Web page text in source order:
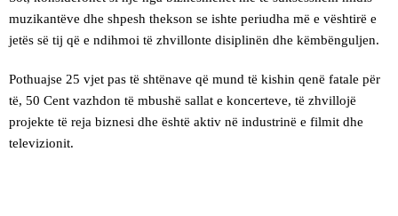
muzikantëve dhe shpesh thekson se ishte periudha më e vështirë e
jetës së tij që e ndihmoi të zhvillonte disiplinën dhe këmbënguljen.
Pothuajse 25 vjet pas të shtënave që mund të kishin qenë fatale për
të, 50 Cent vazhdon të mbushë sallat e koncerteve, të zhvillojë
projekte të reja biznesi dhe është aktiv në industrinë e filmit dhe
televizionit.